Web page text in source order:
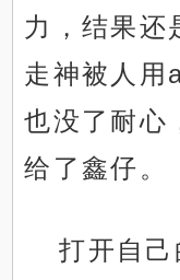
力，结果还
走神被人用
也没了耐心
给了鑫仔。
打开自